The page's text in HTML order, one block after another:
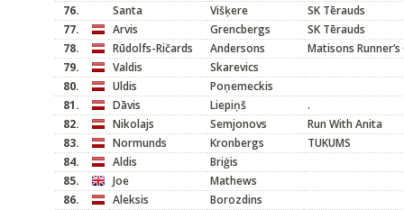
76.
Santa Višķere
SK Tērauds
77.
Arvis Grencbergs
SK Tērauds
78.
Rūdolfs-Ričards Andersons
Matisons Runner’s
79.
Valdis
Skarevics
80.
Uldis
Poņemeckis
81.
Dāvis Liepiņš
.
82.
Nikolajs Semjonovs
Run With Anita
83.
Normunds Kronbergs
TUKUMS
84.
Aldis
Briģis
85.
Joe
Mathews
86.
Aleksis
Borozdins